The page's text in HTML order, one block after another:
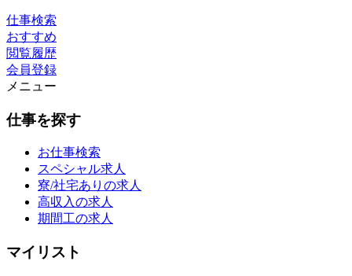
仕事検索
おすすめ
閲覧履歴
会員登録
メニュー
仕事を探す
お仕事検索
スペシャル求人
寮/社宅ありの求人
高収入の求人
期間工の求人
マイリスト